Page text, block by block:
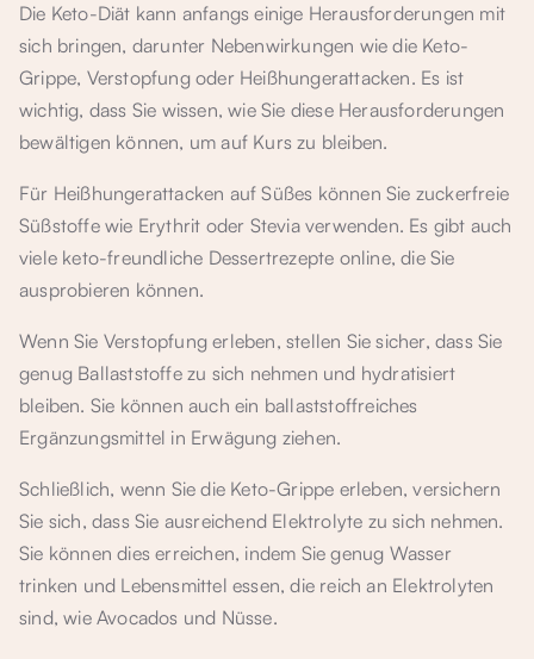
Die Keto-Diät kann anfangs einige Herausforderungen mit
sich bringen, darunter Nebenwirkungen wie die Keto-
Grippe, Verstopfung oder Heißhungerattacken. Es ist
wichtig, dass Sie wissen, wie Sie diese Herausforderungen
bewältigen können, um auf Kurs zu bleiben.
Für Heißhungerattacken auf Süßes können Sie zuckerfreie
Süßstoffe wie Erythrit oder Stevia verwenden. Es gibt auch
viele keto-freundliche Dessertrezepte online, die Sie
ausprobieren können.
Wenn Sie Verstopfung erleben, stellen Sie sicher, dass Sie
genug Ballaststoffe zu sich nehmen und hydratisiert
bleiben. Sie können auch ein ballaststoffreiches
Ergänzungsmittel in Erwägung ziehen.
Schließlich, wenn Sie die Keto-Grippe erleben, versichern
Sie sich, dass Sie ausreichend Elektrolyte zu sich nehmen.
Sie können dies erreichen, indem Sie genug Wasser
trinken und Lebensmittel essen, die reich an Elektrolyten
sind, wie Avocados und Nüsse.